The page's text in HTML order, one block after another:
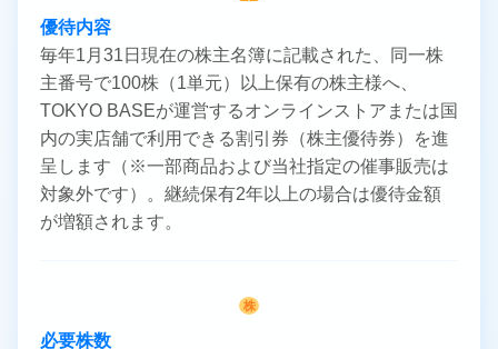
優待内容
毎年1月31日現在の株主名簿に記載された、同一株
主番号で100株（1単元）以上保有の株主様へ、
TOKYO BASEが運営するオンラインストアまたは国
内の実店舗で利用できる割引券（株主優待券）を進
呈します（※一部商品および当社指定の催事販売は
対象外です）。継続保有2年以上の場合は優待金額
が増額されます。
株
必要株数